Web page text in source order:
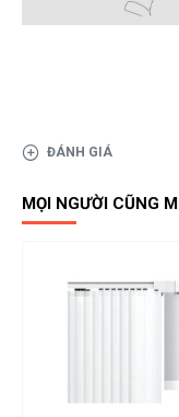
ĐÁNH GIÁ
MỌI NGƯỜI CŨNG